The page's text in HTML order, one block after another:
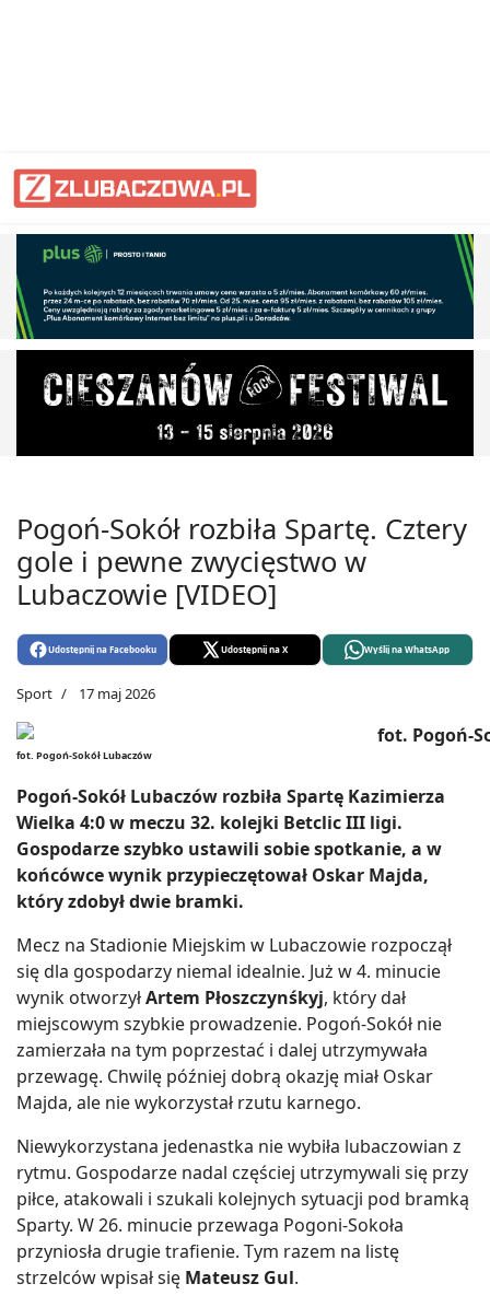
Pogoń-Sokół rozbiła Spartę. Cztery
gole i pewne zwycięstwo w
Lubaczowie [VIDEO]
Udostępnij na Facebooku Udostępnij na X Wyślij na WhatsApp
Sport 17 maj 2026
fot. Pogoń-Sokół Lubaczów
Pogoń-Sokół Lubaczów rozbiła Spartę Kazimierza
Wielka 4:0 w meczu 32. kolejki Betclic III ligi.
Gospodarze szybko ustawili sobie spotkanie, a w
końcówce wynik przypieczętował Oskar Majda,
który zdobył dwie bramki.
Mecz na Stadionie Miejskim w Lubaczowie rozpoczął
się dla gospodarzy niemal idealnie. Już w 4. minucie
wynik otworzyłArtem Płoszczynśkyj, który dał
miejscowym szybkie prowadzenie. Pogoń-Sokół nie
zamierzała na tym poprzestać i dalej utrzymywała
przewagę. Chwilę później dobrą okazję miał Oskar
Majda, ale nie wykorzystał rzutu karnego.
Niewykorzystana jedenastka nie wybiła lubaczowian z
rytmu. Gospodarze nadal częściej utrzymywali się przy
piłce, atakowali i szukali kolejnych sytuacji pod bramką
Sparty. W 26. minucie przewaga Pogoni-Sokoła
przyniosła drugie trafienie. Tym razem na listę
strzelców wpisał się Mateusz Gul.